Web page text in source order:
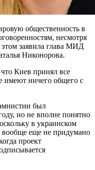
общественность в
несмотря
заявила глава МИД
Никонорова.
Киев принял все
имеют ничего общего с
был
но не вполне понятно
в украинском
вообще еще не придумано
проект